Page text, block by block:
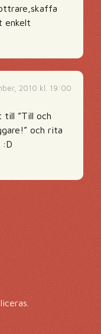
enkelt
2010 kl. 19:00
till ”Till och
och rita
:D